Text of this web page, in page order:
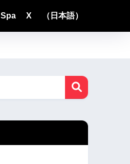
Spa X （日本語）